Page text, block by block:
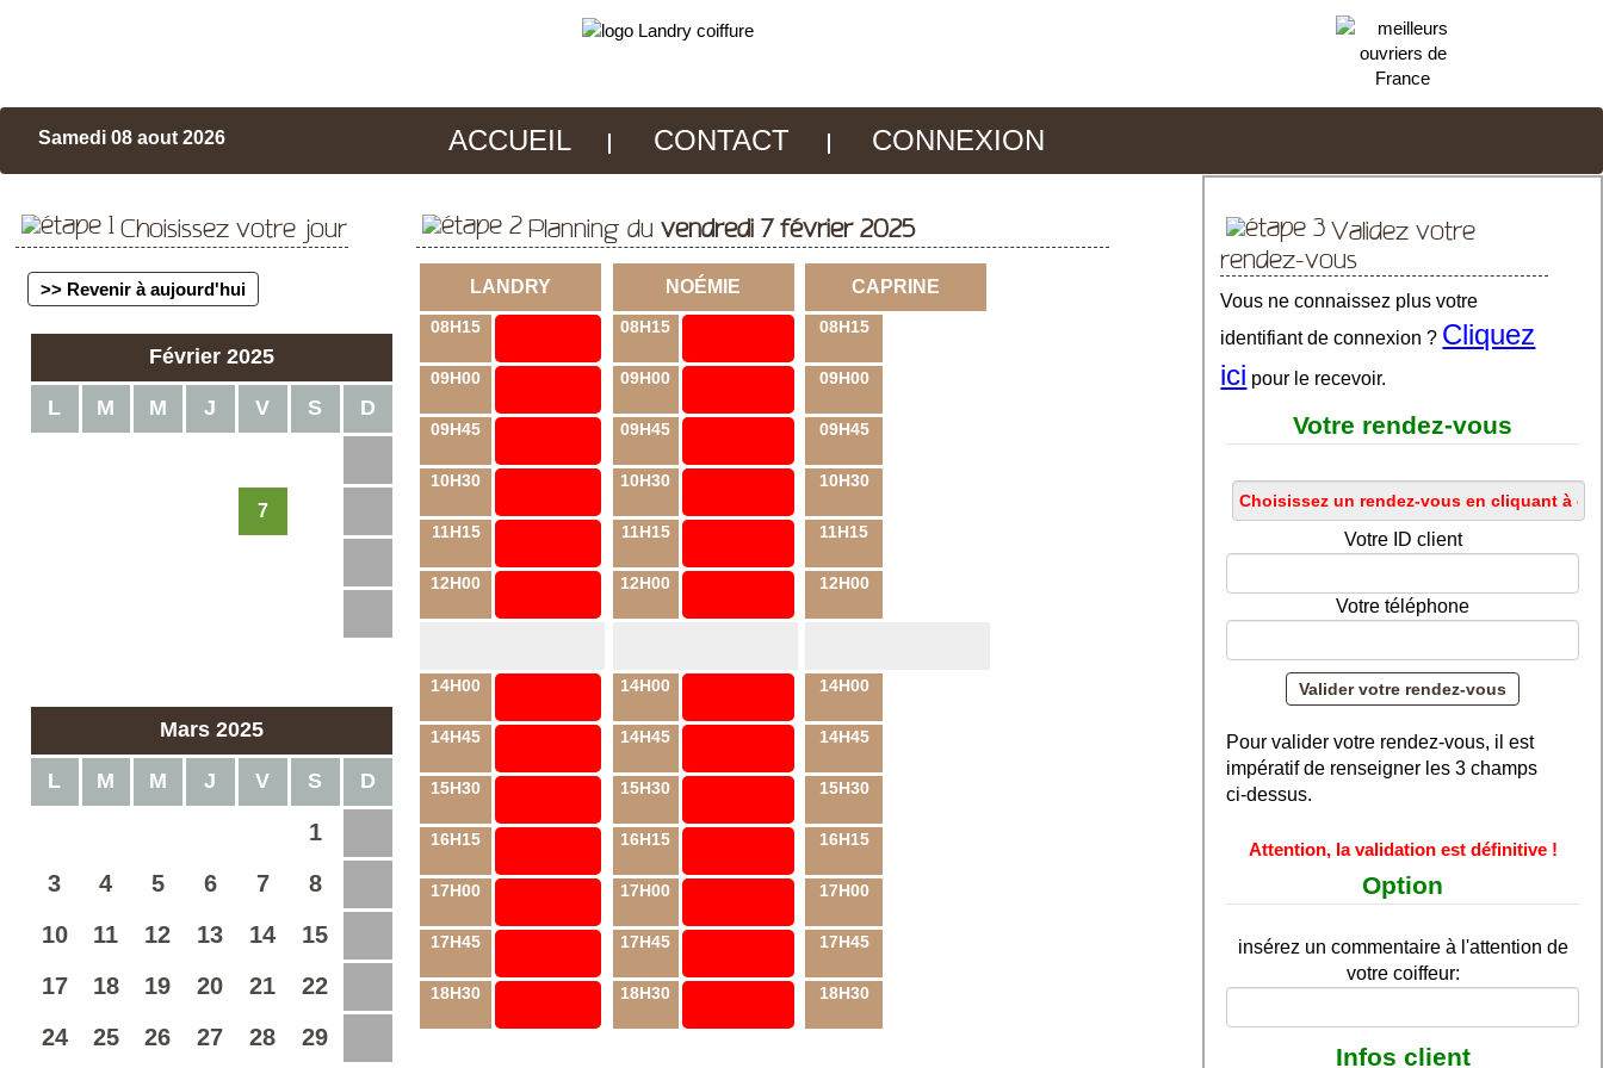
Samedi 08 aout 2026 ACCUEIL CONTACT CONNEXION
Choisissez votre jour
>> Revenir à aujourd'hui
Février 2025
L M M J V S D
7
Mars 2025
L M M J V S D
1
3 4 5 6 7 8
10 11 12 13 14 15
17 18 19 20 21 22
24 25 26 27 28 29
Planning duvendredi 7 février 2025
LANDRY
08H15
09H00
09H45
10H30
11H15
12H00
14H00
14H45
15H30
16H15
17H00
17H45
18H30
NOÉMIE
08H15
09H00
09H45
10H30
11H15
12H00
14H00
14H45
15H30
16H15
17H00
17H45
18H30
CAPRINE
08H15
09H00
09H45
10H30
11H15
12H00
14H00
14H45
15H30
16H15
17H00
17H45
18H30
Validez votre
rendez-vous
Vous ne connaissez plus votre
identifiant de connexion ? Cliquez
ici pour le recevoir.
Votre rendez-vous
Votre ID client
Votre téléphone
Pour valider votre rendez-vous, il est
impératif de renseigner les 3 champs
ci-dessus.
Attention, la validation est définitive !
Option
insérez un commentaire à l'attention de
votre coiffeur:
Infos client